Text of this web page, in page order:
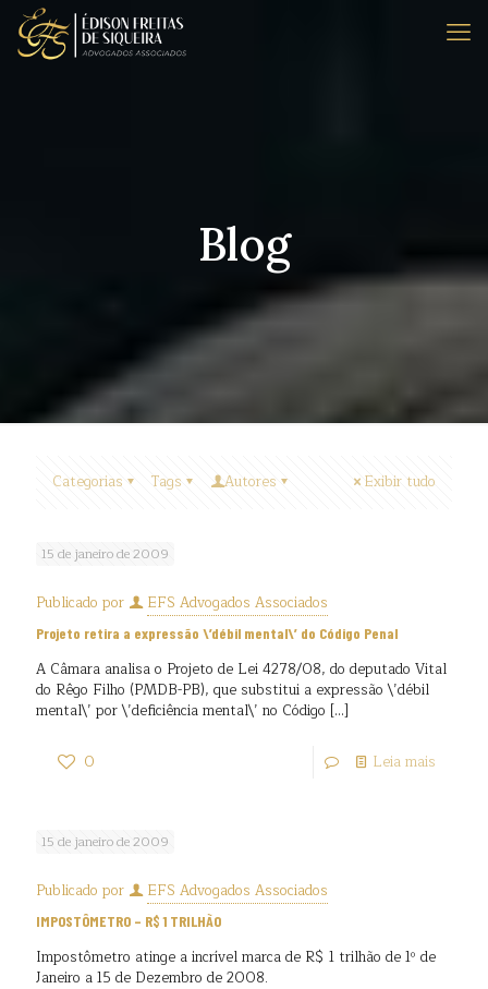
Blog
Categorias Tags Autores Exibir tudo
15 de janeiro de 2009
Publicado por EFS Advogados Associados
Projeto retira a expressão \’débil mental\’ do Código Penal
A Câmara analisa o Projeto de Lei 4278/08, do deputado Vital
do Rêgo Filho (PMDB-PB), que substitui a expressão \’débil
mental\’ por \’deficiência mental\’ no Código […]
0 Leia mais
15 de janeiro de 2009
Publicado por EFS Advogados Associados
IMPOSTÔMETRO – R$ 1 TRILHÃO
Impostômetro atinge a incrível marca de R$ 1 trilhão de 1º de
Janeiro a 15 de Dezembro de 2008.